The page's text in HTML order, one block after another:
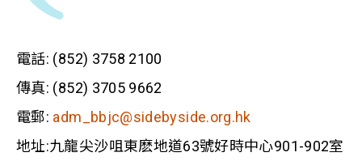
電話: (852) 3758 2100
傳真: (852) 3705 9662
電郵: adm_bbjc@sidebyside.org.hk
地址:九龍尖沙咀東麽地道63號好時中心901-902室